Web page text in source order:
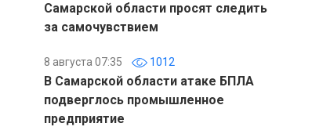
Самарской области просят следить
за самочувствием
8 августа 07:35 1012
В Самарской области атаке БПЛА
подверглось промышленное
предприятие